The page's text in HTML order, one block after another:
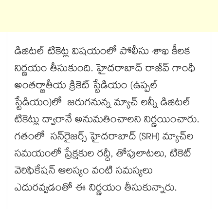
డిజిటల్ టికెట్ల విషయంలో పోలీసు శాఖ కీలక
నిర్ణయం తీసుకుంది. హైదరాబాద్ రాజీవ్ గాంధీ
అంతర్జాతీయ క్రికెట్ స్టేడియం (ఉప్పల్
స్టేడియం)లో జరుగనున్న మ్యాచ్ లన్నీ డిజిటల్
టికెట్లు ద్వారానే అనుమతించాలని నిర్ణయించారు.
గతంలో సన్‌రైజర్స్ హైదరాబాద్ (SRH) మ్యాచ్‌ల
సమయంలో ప్రేక్షకుల రద్దీ, తోపులాటలు, టికెట్
వెరిఫికేషన్ ఆలస్యం వంటి సమస్యలు
ఎదురవ్వడంతో ఈ నిర్ణయం తీసుకున్నారు.